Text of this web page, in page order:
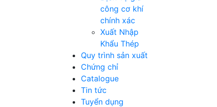
công cơ khí
chính xác
Xuất Nhập
Khẩu Thép
Quy trình sản xuất
Chứng chỉ
Catalogue
Tin tức
Tuyển dụng